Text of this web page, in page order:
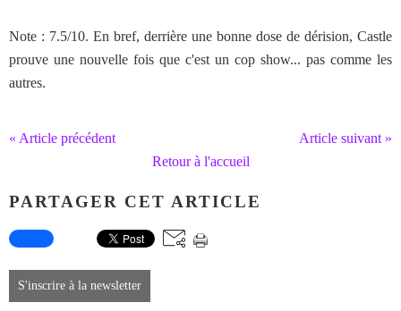
Note : 7.5/10. En bref, derrière une bonne dose de dérision, Castle
prouve une nouvelle fois que c'est un cop show... pas comme les
autres.
« Article précédent
Article suivant »
Retour à l'accueil
PARTAGER CET ARTICLE
S'inscrire à la newsletter